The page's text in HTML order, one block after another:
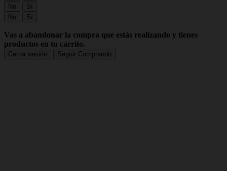
No
Sí
No
Sí
Vas a abandonar la compra que estás realizando y tienes
productos en tu carrito.
Cerrar sesión Seguir Comprando